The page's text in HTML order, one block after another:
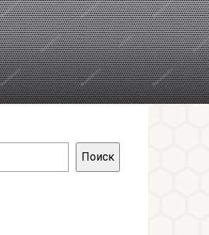
Поиск